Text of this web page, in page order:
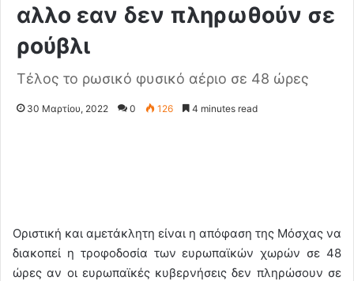
αλλο εαν δεν πληρωθούν σε
ρούβλι
Τέλος το ρωσικό φυσικό αέριο σε 48 ώρες
30 Μαρτίου, 2022 0 126 4 minutes read
Οριστική και αμετάκλητη είναι η απόφαση της Μόσχας να
διακοπεί η τροφοδοσία των ευρωπαϊκών χωρών σε 48
ώρες αν οι ευρωπαϊκές κυβερνήσεις δεν πληρώσουν σε